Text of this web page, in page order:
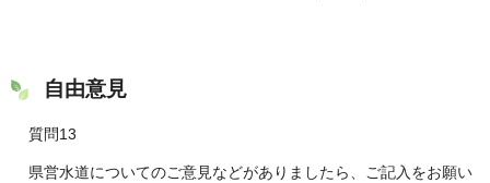
⾃由意⾒
質問13
県営水道についてのご意⾒などがありましたら、ご記⼊をお願い